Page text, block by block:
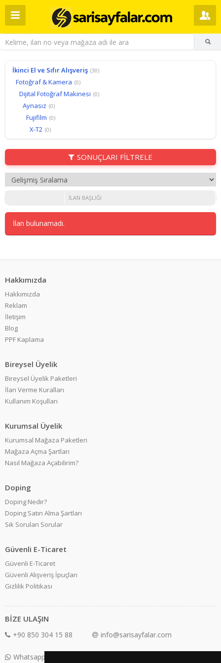
İkinci El ve Sıfır Alışveriş (30)
Fotoğraf & Kamera (0)
Dijital Fotoğraf Makinesi (0)
Aynasız (0)
Fujifilm (0)
X-T2 (0)
SONUÇLARI FİLTRELE
İLAN BAŞLIĞI
İlan bulunamadı.
Hakkımızda
Hakkımızda
Reklam
İletişim
Blog
PPF Kaplama
Bireysel Üyelik
Bireysel Üyelik Paketleri
İlan Verme Kuralları
Kullanım Koşulları
Kurumsal Üyelik
Kurumsal Mağaza Paketleri
Mağaza Açma Şartları
Nasıl Mağaza Açabilirim?
Doping
Doping Nedir?
Doping Satın Alma Şartları
Sık Sorulan Sorular
Güvenli E-Ticaret
Güvenli E-Ticaret
Güvenli Alışveriş İpuçları
Gizlilik Politikası
BİZE ULAŞIN
+90 850 304 15 88 info@sarisayfalar.com
Whatsapp Destek: +90 850 304 15 88